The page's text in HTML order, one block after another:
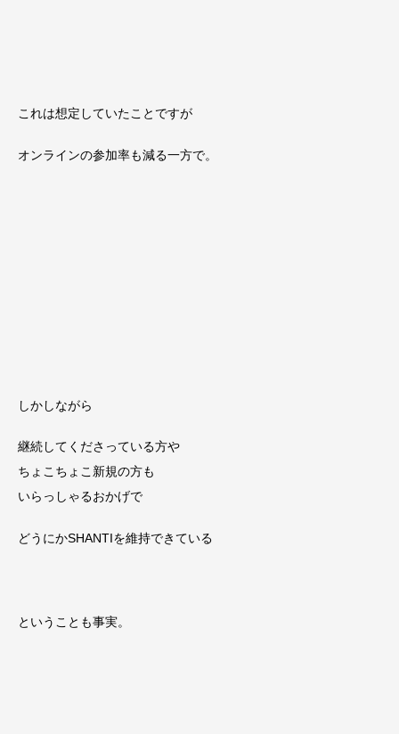
これは想定していたことですが
オンラインの参加率も減る一方で。
しかしながら
継続してくださっている方や
ちょこちょこ新規の方も
いらっしゃるおかげで
どうにかSHANTIを維持できている
ということも事実。